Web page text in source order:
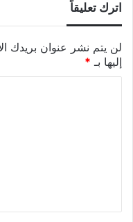
اترك تعليقاً
لن يتم نشر عنوان بريدك
إليها بـ *